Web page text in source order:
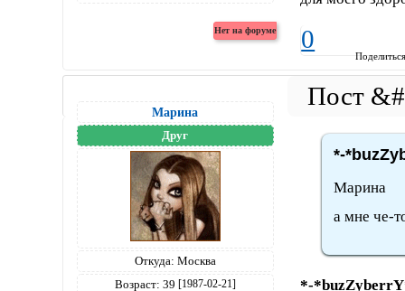
0
Марина
Друг
Откуда: Москва
Возраст: 39 [1987-02-21]
*-
Марина
а мне че-
*-